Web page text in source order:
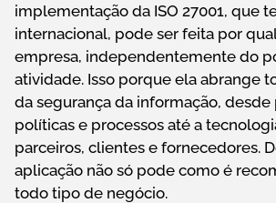
implementação da ISO 27001, que
internacional, pode ser feita por
empresa, independentemente do
atividade. Isso porque ela abrange
da segurança da informação, desde
políticas e processos até a
parceiros, clientes e fornecedores.
aplicação não só pode como é
todo tipo de negócio.